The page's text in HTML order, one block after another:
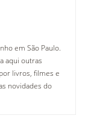
em São Paulo.
aqui outras
livros, filmes e
novidades do